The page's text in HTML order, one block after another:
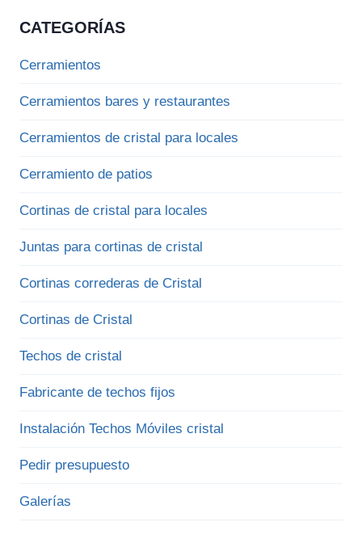
CATEGORÍAS
Cerramientos
Cerramientos bares y restaurantes
Cerramientos de cristal para locales
Cerramiento de patios
Cortinas de cristal para locales
Juntas para cortinas de cristal
Cortinas correderas de Cristal
Cortinas de Cristal
Techos de cristal
Fabricante de techos fijos
Instalación Techos Móviles cristal
Pedir presupuesto
Galerías